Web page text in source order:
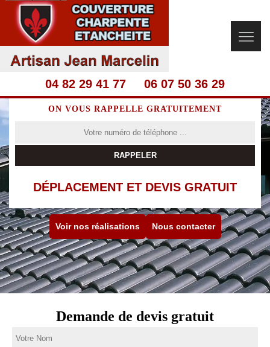
04 82 29 41 77 06 07 50 36 29
ON VOUS RAPPELLE GRATUITEMENT
DÉPLACEMENT ET DEVIS GRATUIT
Voir nos réalisations Nous contacter
Demande de devis gratuit